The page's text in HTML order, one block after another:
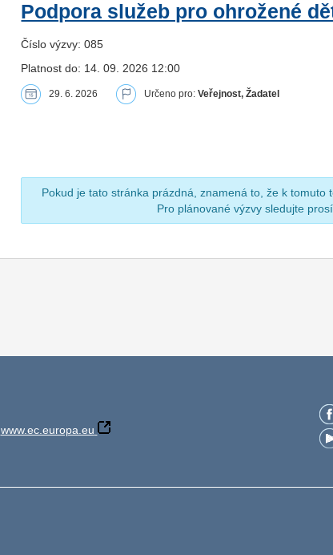
Podpora služeb pro ohrožené
Číslo výzvy: 085
Platnost do: 14. 09. 2026 12:00
29. 6. 2026 Určeno pro:Veřejnost, Žadatel
Pokud je tato stránka prázdná, znamená to, že k tomuto
Pro plánované výzvy sledujte
www.ec.europa.eu